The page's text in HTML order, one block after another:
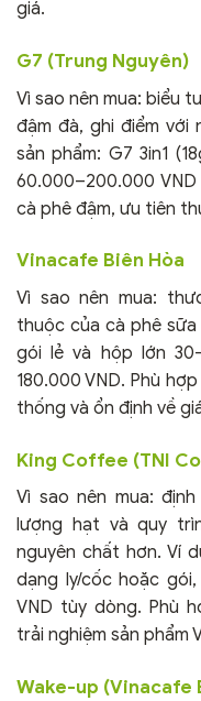
giá.
G7 (Trung Nguyên)
Vì sao nên mua: biểu
đậm đà, ghi điểm với
sản phẩm: G7 3in1
60.000–200.000
cà phê đậm, ưu tiên
Vinacafe Biên Hòa
Vì sao nên mua:
thuộc của cà phê sữa
gói lẻ và hộp lớn
180.000 VND. Phù
thống và ổn định về
King Coffee (TNI
Vì sao nên mua:
lượng hạt và quy
nguyên chất hơn. Ví
dạng ly/cốc hoặc
VND tùy dòng. Phù
trải nghiệm sản phẩm
Wake-up (Vinacafe